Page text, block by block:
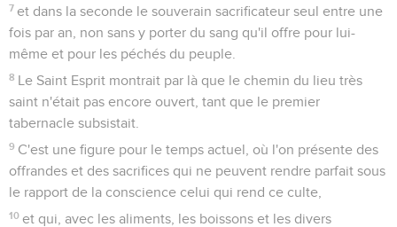
7 et dans la seconde le souverain sacrificateur seul entre une
fois par an, non sans y porter du sang qu'il offre pour lui-
même et pour les péchés du peuple.
8 Le Saint Esprit montrait par là que le chemin du lieu très
saint n'était pas encore ouvert, tant que le premier
tabernacle subsistait.
9 C'est une figure pour le temps actuel, où l'on présente des
offrandes et des sacrifices qui ne peuvent rendre parfait sous
le rapport de la conscience celui qui rend ce culte,
10 et qui, avec les aliments, les boissons et les divers